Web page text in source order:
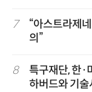
7
“아스트라제
의”
8
특구재단, 한·
하버드와 기술